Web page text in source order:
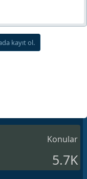
kayıt ol.
Konular
5.7K